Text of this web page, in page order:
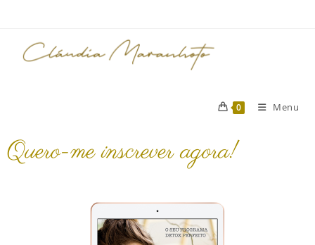
0 Menu
Quero-me inscrever agora!